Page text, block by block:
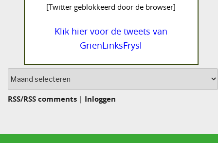
[Twitter geblokkeerd door de browser]
Klik hier voor de tweets van
GrienLinksFrysl
RSS/RSS comments | Inloggen